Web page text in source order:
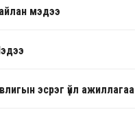
мэдээ
эсрэг үйл ажиллагаа